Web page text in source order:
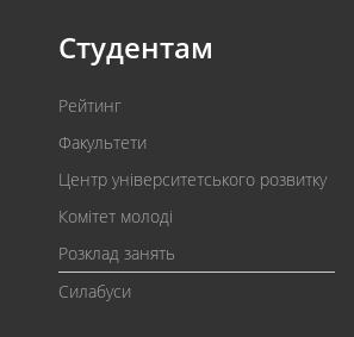
Студентам
Рейтинг
Факультети
Центр університетського розвитку
Комітет молоді
Розклад занять
Силабуси